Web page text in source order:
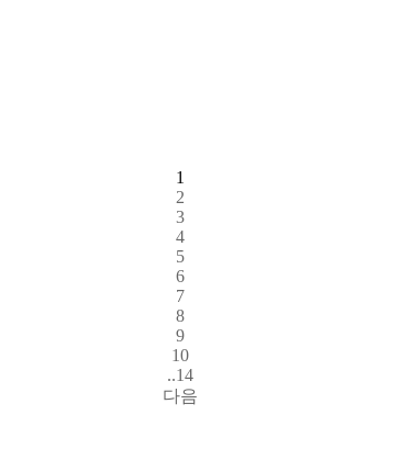
1
2
3
4
5
6
7
8
9
10
..14
다음